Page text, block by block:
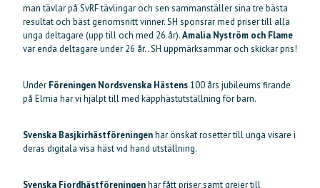
man tävlar på SvRF tävlingar och sen sammanställer sina tre bästa
resultat och bäst genomsnitt vinner. SH sponsrar med priser till alla
unga deltagare (upp till och med 26 år).Amalia Nyström och Flame
var enda deltagare under 26 år.. SH uppmärksammar och skickar pris!
Under Föreningen Nordsvenska Hästens100 års jubileums firande
på Elmia har vi hjälpt till med käpphästutställning för barn.
Svenska Basjkirhästföreningenhar önskat rosetter till unga visare i
deras digitala visa häst vid hand utställning.
Svenska Fjordhästföreningenhar fått priser samt grejer till